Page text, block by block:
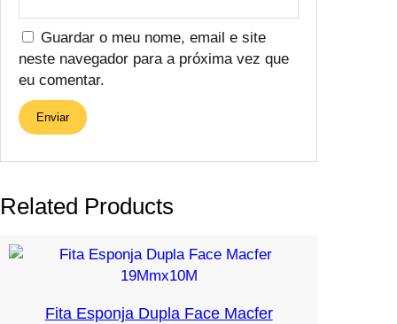
Guardar o meu nome, email e site
neste navegador para a próxima vez que
eu comentar.
Related Products
Fita Esponja Dupla Face Macfer